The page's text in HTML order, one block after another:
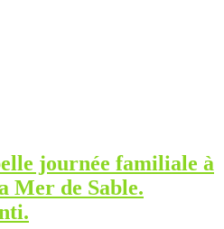
journée familiale à
Mer de Sable.